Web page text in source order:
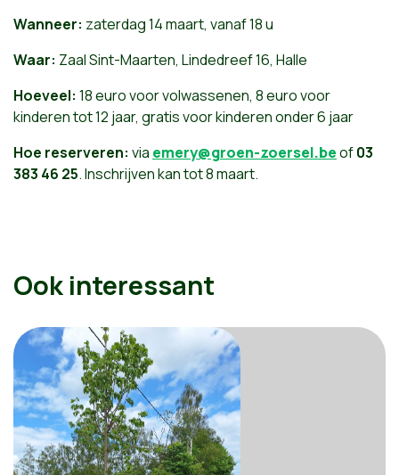
Wanneer: zaterdag 14 maart, vanaf 18 u
Waar: Zaal Sint-Maarten, Lindedreef 16, Halle
Hoeveel: 18 euro voor volwassenen, 8 euro voor
kinderen tot 12 jaar, gratis voor kinderen onder 6 jaar
Hoe reserveren: via emery@groen-zoersel.beof03
383 46 25. Inschrijven kan tot 8 maart.
Ook interessant